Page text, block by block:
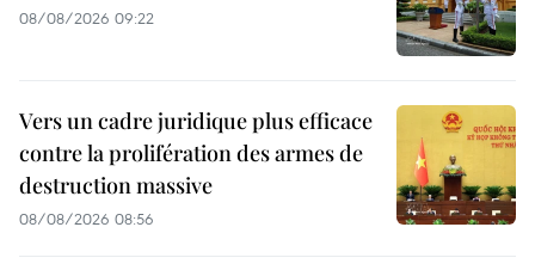
08/08/2026 09:22
Vers un cadre juridique plus efficace
contre la prolifération des armes de
destruction massive
08/08/2026 08:56